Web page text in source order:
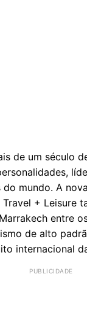
de um século
mundo. A
+ Leisure
entre
de alto
internacional